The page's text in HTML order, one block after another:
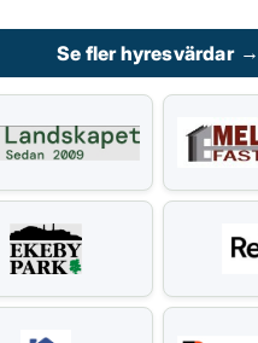
Se fler hyresvärdar →